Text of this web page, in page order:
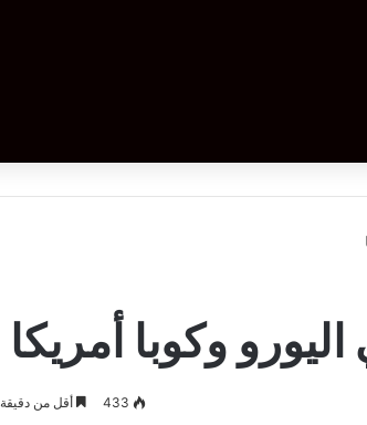
وكوبا أمريكا
433 أقل من دقيقة